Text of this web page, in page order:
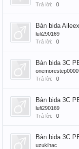
Trả lời:
0
Bàn bida
lufi290169
Trả lời:
0
Bàn bida 3C
Trả lời:
0
Bàn bida 3C
lufi290169
Trả lời:
0
Bàn bida 3C
uzukihac